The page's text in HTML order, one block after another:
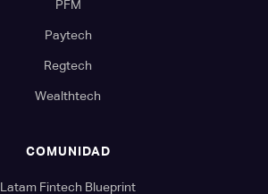
PFM
Paytech
Regtech
Wealthtech
COMUNIDAD
Latam Fintech Blueprint